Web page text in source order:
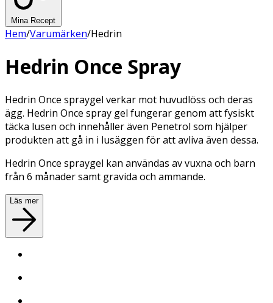
Mina Recept
Hem/Varumärken/Hedrin
Hedrin Once Spray
Hedrin Once spraygel verkar mot huvudlöss och deras
ägg. Hedrin Once spray gel fungerar genom att fysiskt
täcka lusen och innehåller även Penetrol som hjälper
produkten att gå in i lusäggen för att avliva även dessa.
Hedrin Once spraygel kan användas av vuxna och barn
från 6 månader samt gravida och ammande.
Läs mer